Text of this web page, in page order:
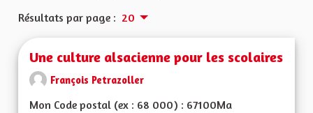
Résultats par page : 20
Une culture alsacienne pour les scolaires
François Petrazoller
Mon Code postal (ex : 68 000) : 67100Ma